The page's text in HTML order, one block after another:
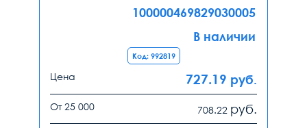
100000469829030005
В наличии
Код: 992819
Цена 727.19 руб.
От 25 000 708.22 руб.